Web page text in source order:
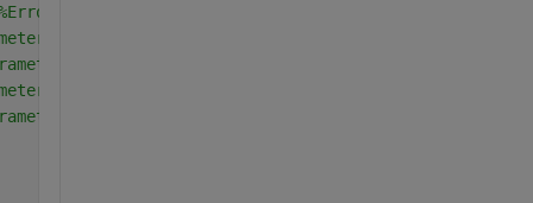
is any value greater than epsilon
of temperature in region-I
of velocity in region-I
of temperature in region-II